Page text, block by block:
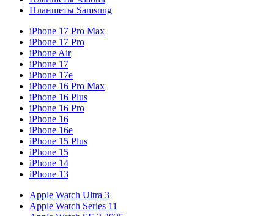
Планшеты Samsung
iPhone 17 Pro Max
iPhone 17 Pro
iPhone Air
iPhone 17
iPhone 17e
iPhone 16 Pro Max
iPhone 16 Plus
iPhone 16 Pro
iPhone 16
iPhone 16e
iPhone 15 Plus
iPhone 15
iPhone 14
iPhone 13
Apple Watch Ultra 3
Apple Watch Series 11